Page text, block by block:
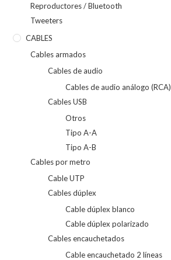
Reproductores / Bluetooth
Tweeters
CABLES
Cables armados
Cables de audio
Cables de audio análogo (RCA)
Cables USB
Otros
Tipo A-A
Tipo A-B
Cables por metro
Cable UTP
Cables dúplex
Cable dúplex blanco
Cable dúplex polarizado
Cables encauchetados
Cable encauchetado 2 líneas